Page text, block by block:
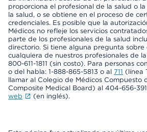
proporciona el profesional de la salud o
la salud, o se obtiene en el proceso de
credenciales. Es posible que la
Médicos no refleje los servicios
parte de los profesionales de la salud
directorio. Si tiene alguna pregunta sobre
cualquiera de nuestros profesionales de
800-611-1811 (sin costo). Para personas
o del habla: 1-888-865-5813 o al 711 (línea
llamar al Colegio de Médicos Compuesto
Composite Medical Board) al 404-656-
web
(en inglés).